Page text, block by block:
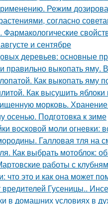
Режим
согласно
и сентябре
деревьев: основные
правильно выкопать
Как выкопать яму
Как высушить
морковь.
осенью. Подготовка к зиме
восковой моли огневки:
Галловая тля на
Как выбрать мотоблок:
работы с
что это и как она может
вредителей Гусеницы..
в домашних условиях в